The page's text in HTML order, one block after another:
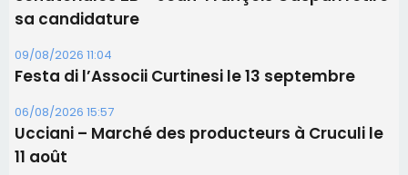
06/08/2026 15:25
Corte – L’association A Nuciola organise une
projection sous les étoiles
06/08/2026 15:04
Alata - Soirée Tango Argentin au stade de San
Benedetto